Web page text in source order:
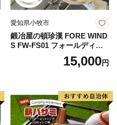
愛知県小牧市
鍛冶屋の頓珍漢 FORE WIND
S FW-FS01 フォールディン
グ キャンプストーブ専用 五
15,000円